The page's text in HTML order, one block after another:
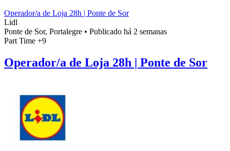
Operador/a de Loja 28h | Ponte de Sor
Lidl
Ponte de Sor, Portalegre • Publicado há 2 semanas
Part Time +9
Operador/a de Loja 28h | Ponte de Sor